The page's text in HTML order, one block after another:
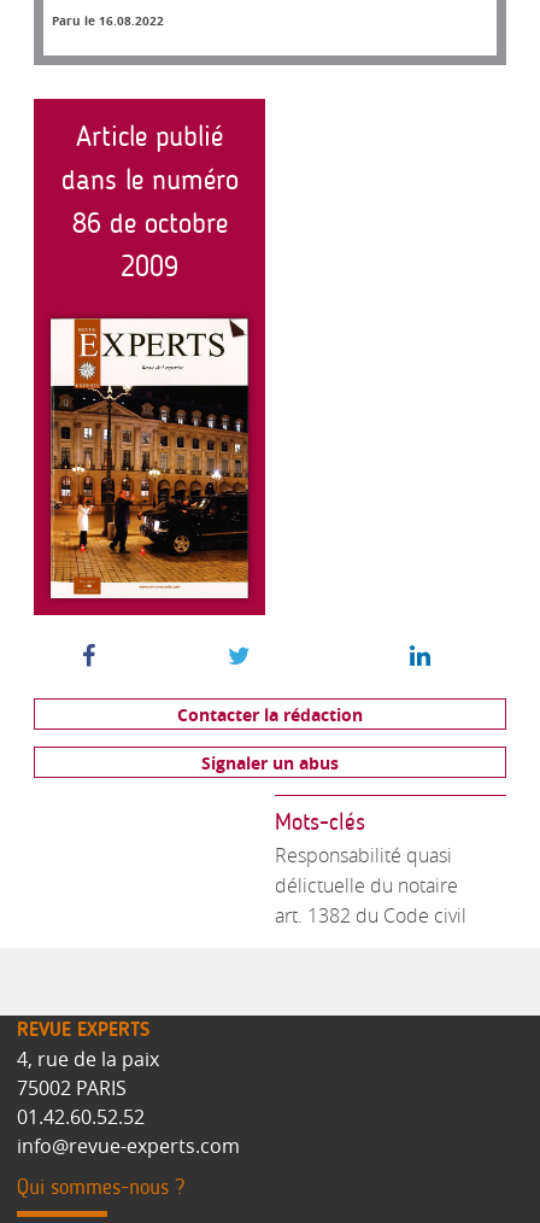
Paru le 16.08.2022
Article publié
dans le numéro
86 de octobre
2009
Contacter la rédaction
Signaler un abus
Mots-clés
Responsabilité quasi
délictuelle du notaire
art. 1382 du Code civil
REVUE EXPERTS
4, rue de la paix
75002 PARIS
01.42.60.52.52
info@revue-experts.com
Qui sommes-nous ?